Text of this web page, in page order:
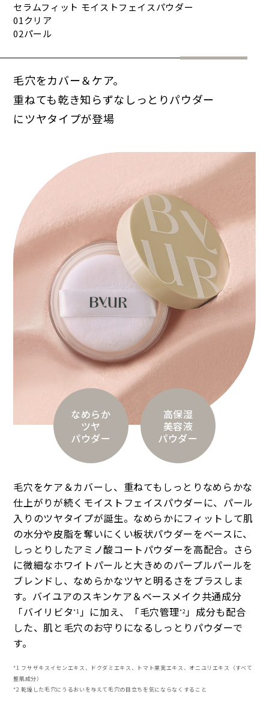
セラムフィット モイストフェイスパウダー
01クリア
02パール
毛穴をカバー＆ケア。
重ねても乾き知らずなしっとりパウダー
にツヤタイプが登場
なめらか
ツヤ
パウダー
高保湿
美容液
パウダー
毛穴をケア＆カバーし、重ねてもしっとりなめらかな
仕上がりが続くモイストフェイスパウダーに、パール
入りのツヤタイプが誕生。なめらかにフィットして肌
の水分や皮脂を奪いにくい板状パウダーをベースに、
しっとりしたアミノ酸コートパウダーを高配合。さら
に微細なホワイトパールと大きめのパープルパールを
ブレンドし、なめらかなツヤと明るさをプラスしま
す。バイユアのスキンケア＆ベースメイク共通成分
「バイリビタ*1」に加え、「毛穴管理*2」成分も配合
した、肌と毛穴のお守りになるしっとりパウダーで
す。
*1 フサザキスイセンエキス、ドクダミエキス、トマト果実エキス、オニユリエキス（すべて
整肌成分）
*2 乾燥した毛穴にうるおいを与えて毛穴の目立ちを気にならなくすること